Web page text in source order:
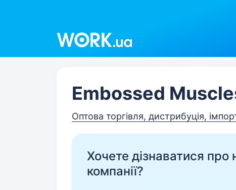
Embossed
Оптова торгівля, дистрибуція,
Хочете дізнаватися про
компанії?